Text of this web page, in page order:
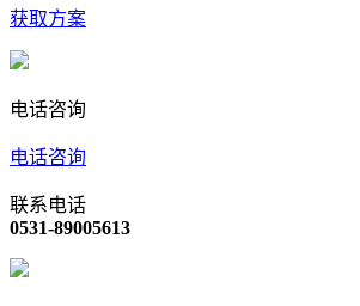
获取方案
电话咨询
电话咨询
联系电话
0531-89005613